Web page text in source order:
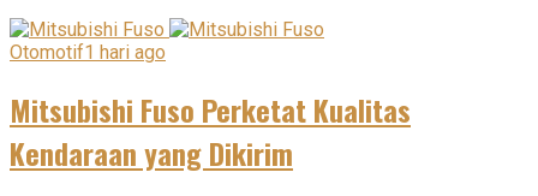
Otomotif1 hari ago
Mitsubishi Fuso Perketat Kualitas
Kendaraan yang Dikirim